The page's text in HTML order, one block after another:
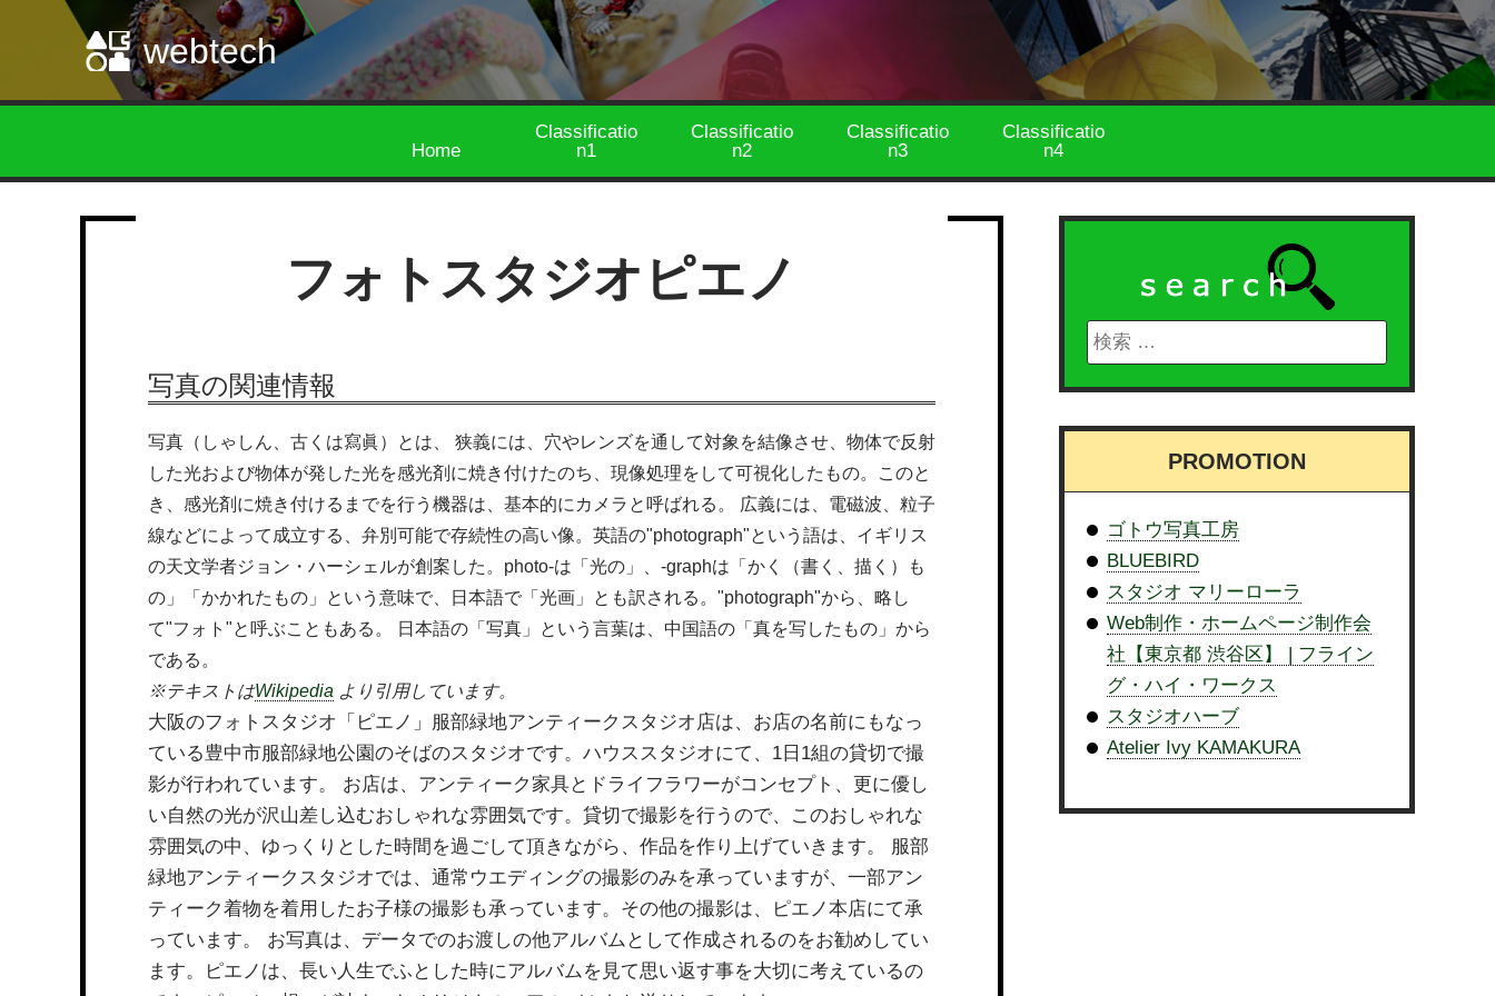
webtech
Home
Classificatio
n1
Classificatio
n2
Classificatio
n3
Classificatio
n4
フォトスタジオピエノ
写真の関連情報
写真（しゃしん、古くは寫眞）とは、 狭義には、穴やレンズを通して対象を結像させ、物体で反射
した光および物体が発した光を感光剤に焼き付けたのち、現像処理をして可視化したもの。このと
き、感光剤に焼き付けるまでを行う機器は、基本的にカメラと呼ばれる。 広義には、電磁波、粒子
線などによって成立する、弁別可能で存続性の高い像。英語の"photograph"という語は、イギリス
の天文学者ジョン・ハーシェルが創案した。photo-は「光の」、-graphは「かく（書く、描く）も
の」「かかれたもの」という意味で、日本語で「光画」とも訳される。"photograph"から、略し
て"フォト"と呼ぶこともある。 日本語の「写真」という言葉は、中国語の「真を写したもの」から
である。
※テキストはWikipedia より引用しています。
大阪のフォトスタジオ「ピエノ」服部緑地アンティークスタジオ店は、お店の名前にもなっ
ている豊中市服部緑地公園のそばのスタジオです。ハウススタジオにて、1日1組の貸切で撮
影が行われています。 お店は、アンティーク家具とドライフラワーがコンセプト、更に優し
い自然の光が沢山差し込むおしゃれな雰囲気です。貸切で撮影を行うので、このおしゃれな
雰囲気の中、ゆっくりとした時間を過ごして頂きながら、作品を作り上げていきます。 服部
緑地アンティークスタジオでは、通常ウエディングの撮影のみを承っていますが、一部アン
ティーク着物を着用したお子様の撮影も承っています。その他の撮影は、ピエノ本店にて承
っています。 お写真は、データでのお渡しの他アルバムとして作成されるのをお勧めしてい
ます。ピエノは、長い人生でふとした時にアルバムを見て思い返す事を大切に考えているの
PROMOTION
ゴトウ写真工房
BLUEBIRD
スタジオ マリーローラ
Web制作・ホームページ制作会
社【東京都 渋谷区】 | フライン
グ・ハイ・ワークス
スタジオハーブ
Atelier Ivy KAMAKURA